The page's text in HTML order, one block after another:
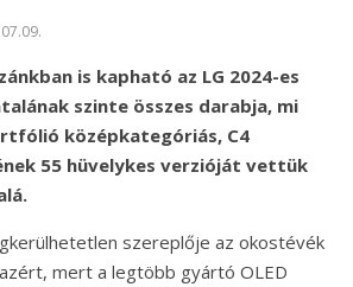
is kapható az LG 2024-es
szinte összes darabja, mi
középkategóriás, C4
55 hüvelykes verzióját vettük
szereplője az okostévék
mert a legtöbb gyártó OLED